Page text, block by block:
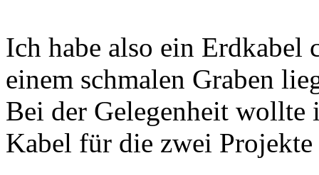
Ich habe also ein
einem schmalen Graben
Bei der Gelegenheit
Kabel für die zwei